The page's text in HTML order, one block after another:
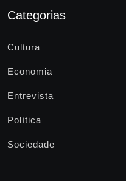
Categorias
Cultura
Economia
Entrevista
Política
Sociedade